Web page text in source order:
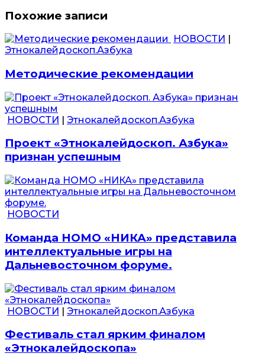
Похожие записи
НОВОСТИ
Этнокалейдоскоп.Азбука
Методические рекомендации
НОВОСТИ | Этнокалейдоскоп.Азбука
Проект «Этнокалейдоскоп. Азбука»
признан успешным
НОВОСТИ
Команда НОМО «НИКА» представила
интеллектуальные игры на
Дальневосточном форуме.
НОВОСТИ | Этнокалейдоскоп.Азбука
Фестиваль стал ярким финалом
«Этнокалейдоскопа»